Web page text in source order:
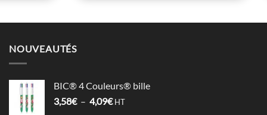
NOUVEAUTÉS
BIC® 4 Couleurs® bille
3,58€ – 4,09€Plage
HT